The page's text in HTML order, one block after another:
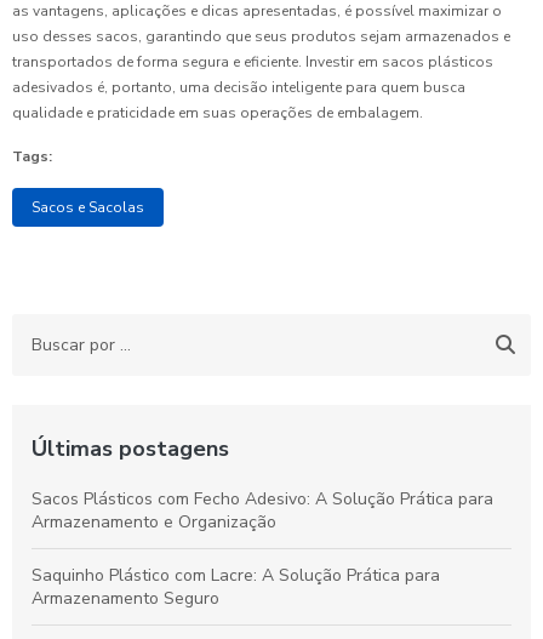
as vantagens, aplicações e dicas apresentadas, é possível maximizar o
uso desses sacos, garantindo que seus produtos sejam armazenados e
transportados de forma segura e eficiente. Investir em sacos plásticos
adesivados é, portanto, uma decisão inteligente para quem busca
qualidade e praticidade em suas operações de embalagem.
Tags:
Sacos e Sacolas
Últimas postagens
Sacos Plásticos com Fecho Adesivo: A Solução Prática para
Armazenamento e Organização
Saquinho Plástico com Lacre: A Solução Prática para
Armazenamento Seguro